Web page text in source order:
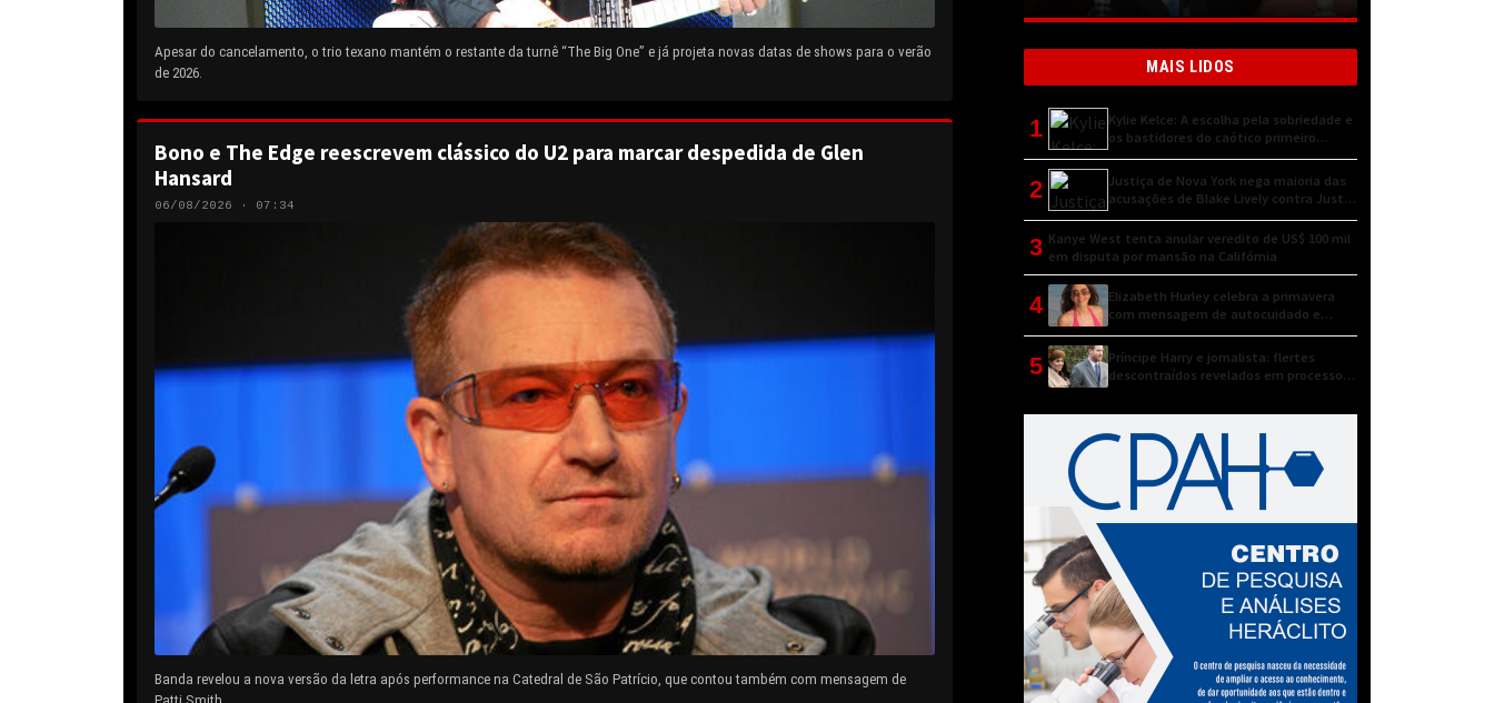
Apesar do cancelamento, o trio texano mantém o restante da turnê “The Big One” e já projeta novas datas de shows para o verão
de 2026.
Bono e The Edge reescrevem clássico do U2 para marcar despedida de Glen
Hansard
06/08/2026 · 07:34
Banda revelou a nova versão da letra após performance na Catedral de São Patrício, que contou também com mensagem de
MAIS LIDOS
1
Kylie Kelce: A escolha pela sobriedade e
os bastidores do caótico primeiro
encontro
2
Justiça de Nova York nega maioria das
acusações de Blake Lively contra Justin
Baldoni
3 Kanye West tenta anular veredito de US$ 100 mil
em disputa por mansão na Califórnia
4
Elizabeth Hurley celebra a primavera
com mensagem de autocuidado e
conexão natural
5
Príncipe Harry e jornalista: flertes
descontraídos revelados em processo